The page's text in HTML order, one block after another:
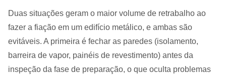
Duas situações geram o maior volume de retrabalho ao
fazer a fiação em um edifício metálico, e ambas são
evitáveis. A primeira é fechar as paredes (isolamento,
barreira de vapor, painéis de revestimento) antes da
inspeção da fase de preparação, o que oculta problemas